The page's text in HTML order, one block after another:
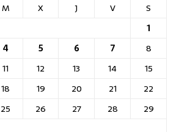
M X J V
S
1
4 5 6 7
8
11 12 13 14
15
18 19 20 21
22
25 26 27 28
29